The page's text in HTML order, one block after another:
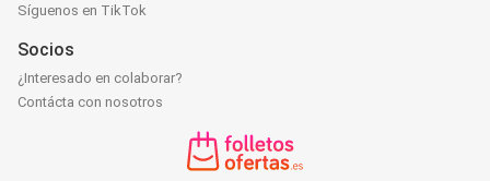
Síguenos en TikTok
Socios
¿Interesado en colaborar?
Contácta con nosotros